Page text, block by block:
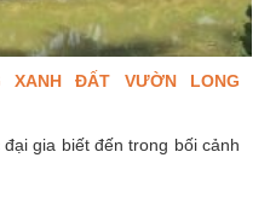
XANH ĐẤT VƯỜN LONG
gia biết đến trong bối cảnh